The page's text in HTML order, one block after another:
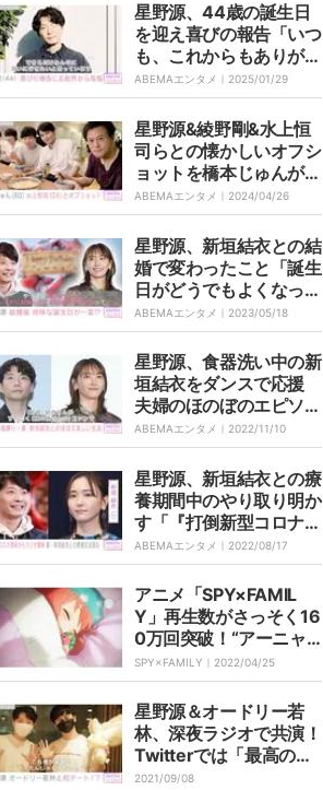
星野源、44歳の誕生日
を迎え喜びの報告「いつ
も、これからもありがと
う」
ABEMAエンタメ｜ 2025/01/29
星野源&綾野剛&水上恒
司らとの懐かしいオフシ
ョットを橋本じゅんが公
開「うれしすぎます！」
「MIU404の大ファンで
す！」と反響
ABEMAエンタメ｜ 2024/04/26
星野源、新垣結衣との結
婚で変わったこと「誕生
日がどうでもよくなって
いくのかなと思った」
ABEMAエンタメ｜ 2023/05/18
星野源、食器洗い中の新
垣結衣をダンスで応援
夫婦のほのぼのエピソー
ド語る
ABEMAエンタメ｜ 2022/11/10
星野源、新垣結衣との療
養期間中のやり取り明か
す「『打倒新型コロナウ
イルス』ということで。
『ラジャー！』っていう
感じになってですね」
ABEMAエンタメ｜ 2022/08/17
アニメ「SPY×FAMIL
Y」再生数がさっそく16
0万回突破！“アーニャ
の人生”のようなED映像
に感動の声続々
SPY×FAMILY｜ 2022/04/25
星野源＆オードリー若
林、深夜ラジオで共演！
Twitterでは「最高の
夜」「神回」と称賛の声
2021/09/08